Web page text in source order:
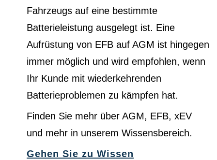
Fahrzeugs auf eine bestimmte
Batterieleistung ausgelegt ist. Eine
Aufrüstung von EFB auf AGM ist hingegen
immer möglich und wird empfohlen, wenn
Ihr Kunde mit wiederkehrenden
Batterieproblemen zu kämpfen hat.
Finden Sie mehr über AGM, EFB, xEV
und mehr in unserem Wissensbereich.
Gehen Sie zu Wissen